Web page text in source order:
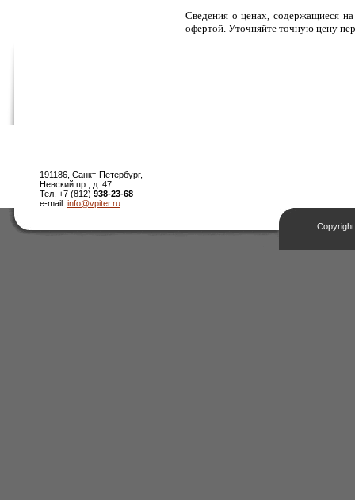
Сведения о ценах, содержащиеся
офертой. Уточняйте точную цену
191186, Санкт-Петербург,
Невский пр., д. 47
Тел. +7 (812) 938-23-68
e-mail: info@vpiter.ru